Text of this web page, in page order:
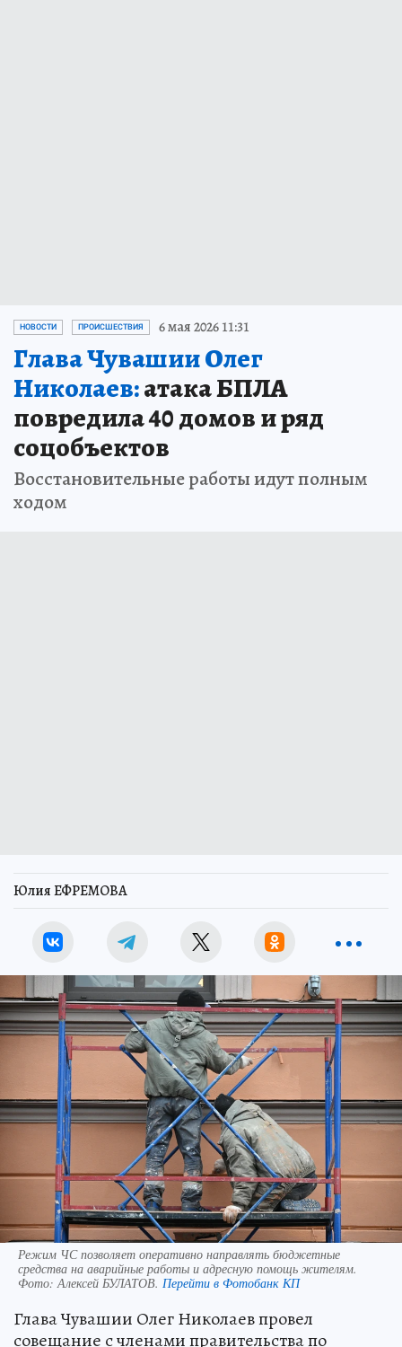
НОВОСТИ ПРОИСШЕСТВИЯ 6 мая 2026 11:31
Глава Чувашии Олег
Николаев:атака БПЛА
повредила 40 домов и ряд
соцобъектов
Восстановительные работы идут полным
ходом
Юлия ЕФРЕМОВА
Режим ЧС позволяет оперативно направлять бюджетные
средства на аварийные работы и адресную помощь жителям.
Фото:Алексей БУЛАТОВ. Перейти в Фотобанк КП
Глава Чувашии Олег Николаев провел
совещание с членами правительства по